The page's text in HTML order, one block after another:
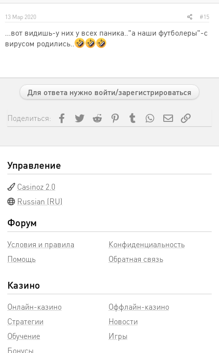
13 Мар 2020 #15
...вот видишь-у них у всех паника.."а наши футболеры"-с
вирусом родились..
Для ответа нужно войти/зарегистрироваться
Поделиться: Facebook
Twitter Reddit PinterestTumblrWhatsApp
Казино
Онлайн-казино
Стратегии
Обучение
Бонусы
Оффлайн-казино
Новости
Игры
Форум
Условия и правила
Конфиденциальность
Помощь
Обратная связь
Управление
Casinoz 2.0
Russian (RU)